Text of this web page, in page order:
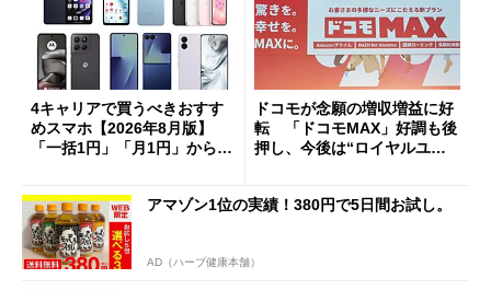
4キャリアで買うべきおすす
めスマホ【2026年8月版】
「一括1円」「月1円」からお
ドコモが念願の増収増益に好
転 「ドコモMAX」好調も後
押し、今後は“ロイヤルユー
アマゾン1位の実績！380円で5日間お試し。
AD（ハーブ健康本舗）